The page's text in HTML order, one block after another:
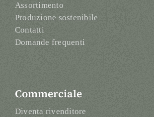
Assortimento
Produzione sostenibile
Contatti
Domande frequenti
Commerciale
Diventa rivenditore